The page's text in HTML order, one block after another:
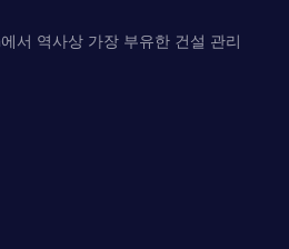
서 역사상 가장 부유한 건설 관리